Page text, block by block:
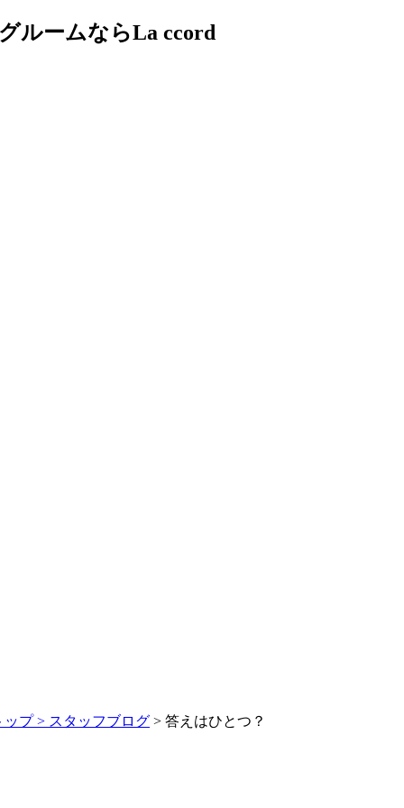
ルームならLa ccord
ップ > スタッフブログ > 答えはひとつ？